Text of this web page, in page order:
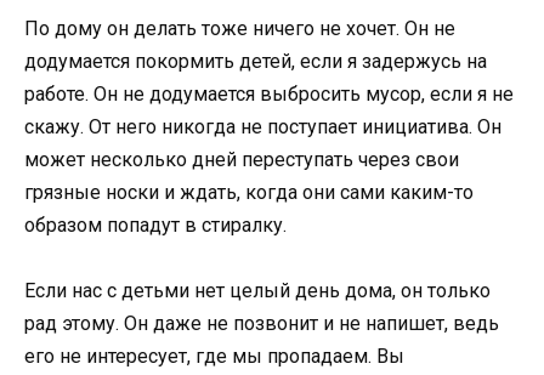
По дому он делать тоже ничего не хочет. Он не
додумается покормить детей, если я задержусь на
работе. Он не додумается выбросить мусор, если я не
скажу. От него никогда не поступает инициатива. Он
может несколько дней переступать через свои
грязные носки и ждать, когда они сами каким-то
образом попадут в стиралку.
Если нас с детьми нет целый день дома, он только
рад этому. Он даже не позвонит и не напишет, ведь
его не интересует, где мы пропадаем. Вы